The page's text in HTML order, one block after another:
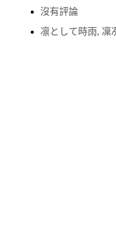
沒有評論
凛として時雨, 凜